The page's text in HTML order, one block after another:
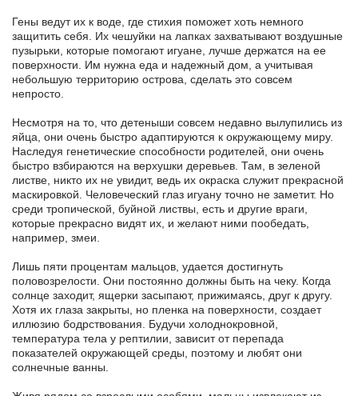
Гены ведут их к воде, где стихия поможет хоть немного
защитить себя. Их чешуйки на лапках захватывают воздушные
пузырьки, которые помогают игуане, лучше держатся на ее
поверхности. Им нужна еда и надежный дом, а учитывая
небольшую территорию острова, сделать это совсем
непросто.
Несмотря на то, что детеныши совсем недавно вылупились из
яйца, они очень быстро адаптируются к окружающему миру.
Наследуя генетические способности родителей, они очень
быстро взбираются на верхушки деревьев. Там, в зеленой
листве, никто их не увидит, ведь их окраска служит прекрасной
маскировкой. Человеческий глаз игуану точно не заметит. Но
среди тропической, буйной листвы, есть и другие враги,
которые прекрасно видят их, и желают ними пообедать,
например, змеи.
Лишь пяти процентам мальцов, удается достигнуть
половозрелости. Они постоянно должны быть на чеку. Когда
солнце заходит, ящерки засыпают, прижимаясь, друг к другу.
Хотя их глаза закрыты, но пленка на поверхности, создает
иллюзию бодрствования. Будучи холоднокровной,
температура тела у рептилии, зависит от перепада
показателей окружающей среды, поэтому и любят они
солнечные ванны.